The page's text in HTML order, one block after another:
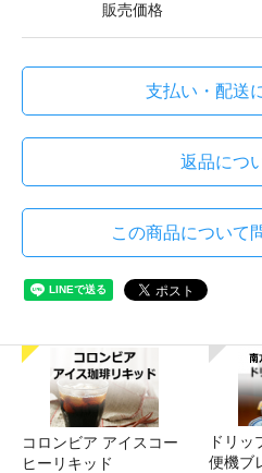
販売価格
支払い・配送
返品につ
この商品について
コロンビア アイスコー
ヒーリキッド
ドリ
便機ブ